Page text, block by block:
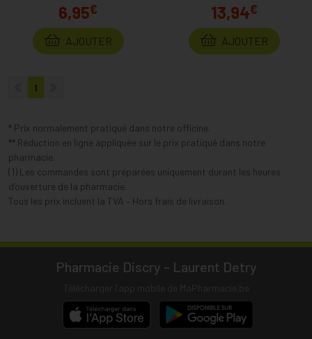
6,95€
AJOUTER
13,94€
AJOUTER
1
* Prix normalement pratiqué dans notre officine.
** Réduction en ligne appliquée sur le prix pratiqué dans notre
pharmacie.
(1) Les commandes sont préparées uniquement durant les heures
d’ouverture de la pharmacie.
Tous les prix incluent la TVA – Hors frais de livraison.
Pharmacie Discry - Laurent Detry